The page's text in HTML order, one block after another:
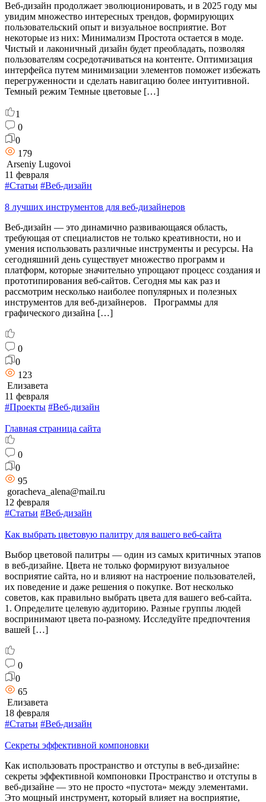
Веб-дизайн продолжает эволюционировать, и в 2025 году мы
увидим множество интересных трендов, формирующих
пользовательский опыт и визуальное восприятие. Вот
некоторые из них: Минимализм Простота остается в моде.
Чистый и лаконичный дизайн будет преобладать, позволяя
пользователям сосредотачиваться на контенте. Оптимизация
интерфейса путем минимизации элементов поможет избежать
перегруженности и сделать навигацию более интуитивной.
Темный режим Темные цветовые […]
1
0
0
179
Arseniy Lugovoi
11 февраля
#Статьи #Веб-дизайн
8 лучших инструментов для веб-дизайнеров
Веб-дизайн — это динамично развивающаяся область,
требующая от специалистов не только креативности, но и
умения использовать различные инструменты и ресурсы. На
сегодняшний день существует множество программ и
платформ, которые значительно упрощают процесс создания и
прототипирования веб-сайтов. Сегодня мы как раз и
рассмотрим несколько наиболее популярных и полезных
инструментов для веб-дизайнеров. Программы для
графического дизайна […]
0
0
123
Елизавета
11 февраля
#Проекты #Веб-дизайн
Главная страница сайта
0
0
95
goracheva_alena@mail.ru
12 февраля
#Статьи #Веб-дизайн
Как выбрать цветовую палитру для вашего веб-сайта
Выбор цветовой палитры — один из самых критичных этапов
в веб-дизайне. Цвета не только формируют визуальное
восприятие сайта, но и влияют на настроение пользователей,
их поведение и даже решения о покупке. Вот несколько
советов, как правильно выбрать цвета для вашего веб-сайта.
1. Определите целевую аудиторию. Разные группы людей
воспринимают цвета по-разному. Исследуйте предпочтения
вашей […]
0
0
65
Елизавета
18 февраля
#Статьи #Веб-дизайн
Секреты эффективной компоновки
Как использовать пространство и отступы в веб-дизайне:
секреты эффективной компоновки Пространство и отступы в
веб-дизайне — это не просто «пустота» между элементами.
Это мощный инструмент, который влияет на восприятие,